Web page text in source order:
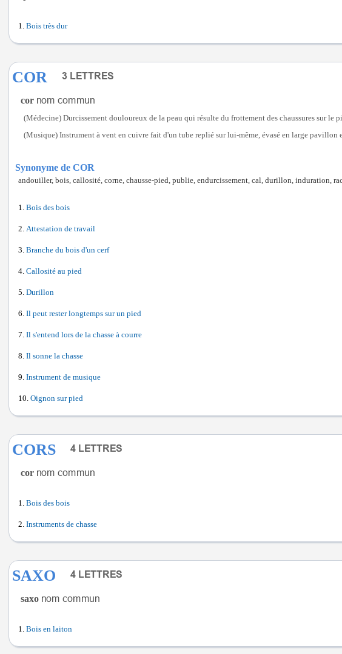
Bois très dur
COR
cor
(Médecine) Durcissement douloureux de la peau qui résulte du frottement des chaussures sur le
(Musique) Instrument à vent en cuivre fait d'un tube replié sur lui-même, évasé en large pavillon
Synonyme de COR
andouiller, bois, callosité, corne, chausse-pied, publie, endurcissement, cal, durillon, induration,
Bois des bois
Attestation de travail
Branche du bois d'un cerf
Callosité au pied
Durillon
Il peut rester longtemps sur un pied
Il s'entend lors de la chasse à courre
Il sonne la chasse
Instrument de musique
Oignon sur pied
CORS
cor
Bois des bois
Instruments de chasse
SAXO
saxo
Bois en laiton